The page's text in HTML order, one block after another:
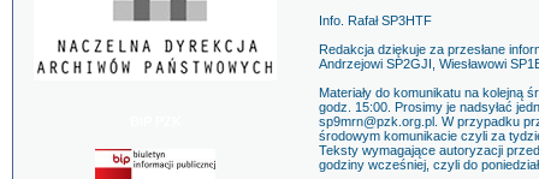
Info. Rafał SP3HTF
Redakcja dziękuje za przesłane
Andrzejowi SP2GJI, Wiesławowi
Materiały do komunikatu na kolejną
godz. 15:00. Prosimy je nadsyłać
sp9mrn@pzk.org.pl. W przypadku
środowym komunikacie czyli za
Teksty wymagające autoryzacji
godziny wcześniej, czyli do